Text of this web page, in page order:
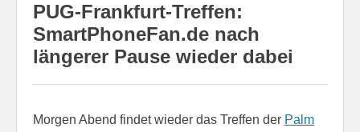
PUG-Frankfurt-Treffen:
SmartPhoneFan.de nach
längerer Pause wieder dabei
Morgen Abend findet wieder das Treffen der Palm